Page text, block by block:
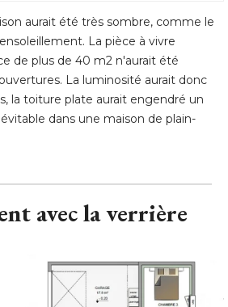
aurait été très sombre, comme le
La pièce à vivre
de plus de 40 m2 n'aurait été
La luminosité aurait donc
la toiture plate aurait engendré un
dans une maison de plain-
avec la verrière